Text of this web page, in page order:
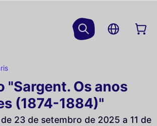
"Sargent. Os anos
(1874-1884)"
23 de setembro de 2025 a 11 de